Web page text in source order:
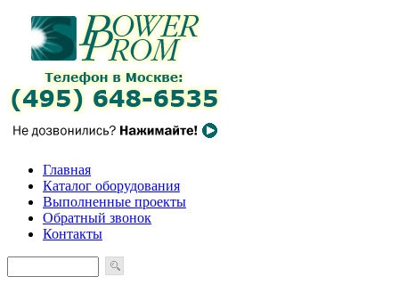
Главная
Каталог оборудования
Выполненные проекты
Обратный звонок
Контакты